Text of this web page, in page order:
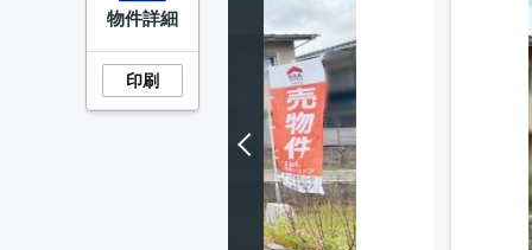
物件詳細
印刷